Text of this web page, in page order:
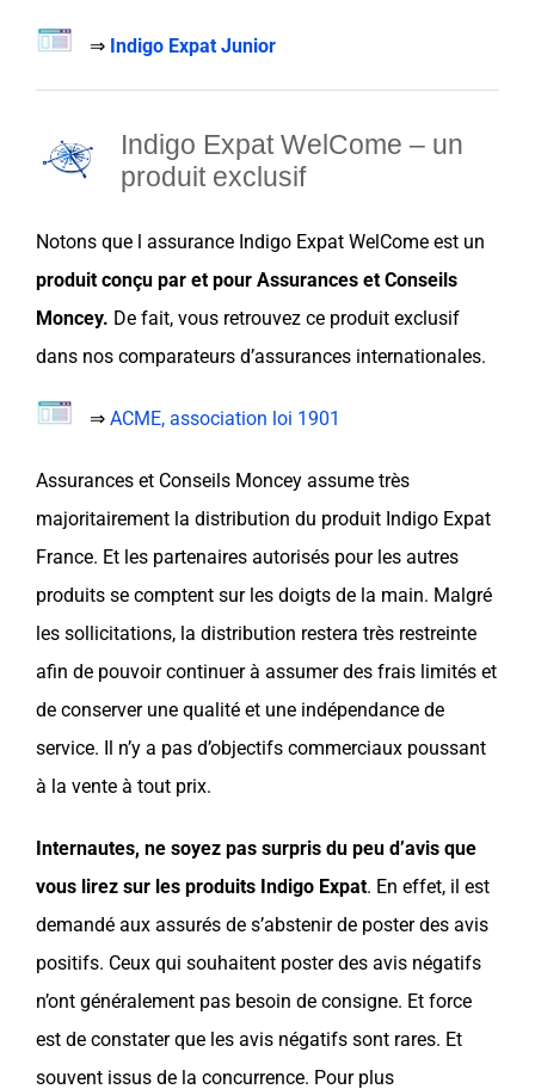
⇒ Indigo Expat Junior
Indigo Expat WelCome – un
produit exclusif
Notons que l assurance Indigo Expat WelCome est un
produit conçu par et pour Assurances et Conseils
Moncey. De fait, vous retrouvez ce produit exclusif
dans nos comparateurs d’assurances internationales.
⇒ ACME, association loi 1901
Assurances et Conseils Moncey assume très
majoritairement la distribution du produit Indigo Expat
France. Et les partenaires autorisés pour les autres
produits se comptent sur les doigts de la main. Malgré
les sollicitations, la distribution restera très restreinte
afin de pouvoir continuer à assumer des frais limités et
de conserver une qualité et une indépendance de
service. Il n’y a pas d’objectifs commerciaux poussant
à la vente à tout prix.
Internautes, ne soyez pas surpris du peu d’avis que
vous lirez sur les produits Indigo Expat. En effet, il est
demandé aux assurés de s’abstenir de poster des avis
positifs. Ceux qui souhaitent poster des avis négatifs
n’ont généralement pas besoin de consigne. Et force
est de constater que les avis négatifs sont rares. Et
souvent issus de la concurrence. Pour plus